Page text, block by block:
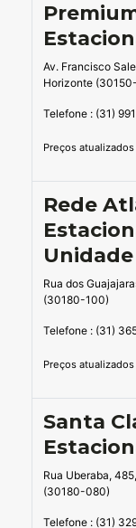
Av. Francisco
Horizonte
Telefone : (31)
Preços
Rede
Rua dos
(30180-100)
Telefone : (31)
Preços
Santa
Rua Uberaba,
(30180-080)
Telefone : (31)